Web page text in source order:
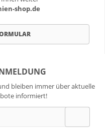
shop.de
bleiben immer über aktuelle
informiert!